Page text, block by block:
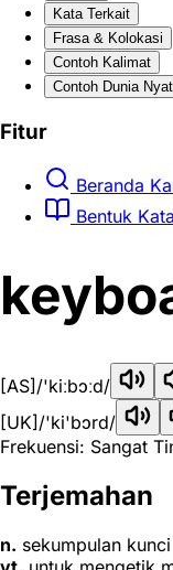
Kata Terkait
Frasa & Kolokasi
Contoh Kalimat
Contoh Dunia
Fitur
Beranda
Bentuk Kata
[AS] /'kiːbɔːd/
[UK] /'ki'bɔrd/
Frekuensi: Sangat
Terjemahan
n. sekumpulan